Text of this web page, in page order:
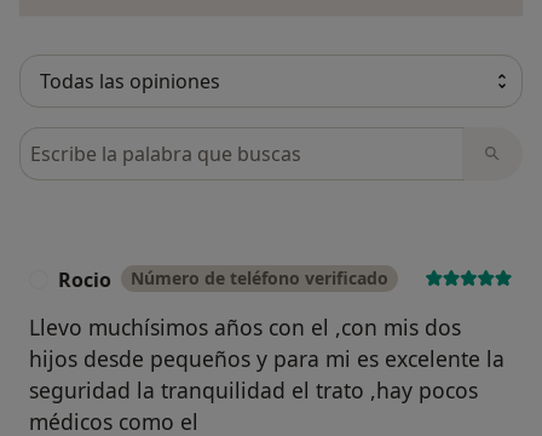
Busca en opiniones
Rocio Número de teléfono verificado
Llevo muchísimos años con el ,con mis dos
hijos desde pequeños y para mi es excelente la
seguridad la tranquilidad el trato ,hay pocos
médicos como el